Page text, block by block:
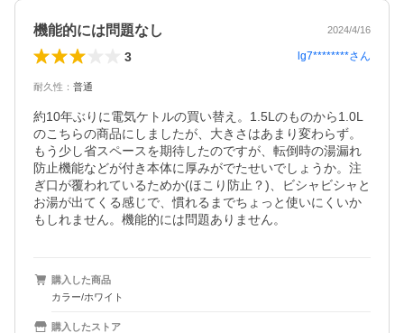
機能的には問題なし 2024/4/16
3 lg7********さん
耐久性 ： 普通
約10年ぶりに電気ケトルの買い替え。1.5Lのものから1.0L
のこちらの商品にしましたが、大きさはあまり変わらず。
もう少し省スペースを期待したのですが、転倒時の湯漏れ
防止機能などが付き本体に厚みがでたせいでしょうか。注
ぎ口が覆われているためか(ほこり防止？)、ビシャビシャと
お湯が出てくる感じで、慣れるまでちょっと使いにくいか
もしれません。機能的には問題ありません。
購入した商品
カラー/ホワイト
購入したストア